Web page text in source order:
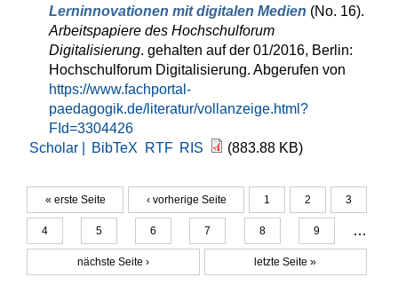
Lerninnovationen mit digitalen Medien (No. 16).
Arbeitspapiere des Hochschulforum
Digitalisierung. gehalten auf der 01/2016, Berlin:
Hochschulforum Digitalisierung. Abgerufen von
https://www.fachportal-
paedagogik.de/literatur/vollanzeige.html?
FId=3304426
Scholar |
BibTeX RTF RIS (883.88 KB)
Seiten
« erste Seite ‹ vorherige Seite 1 2 3
4 5 6 7 8 9 …
nächste Seite › letzte Seite »